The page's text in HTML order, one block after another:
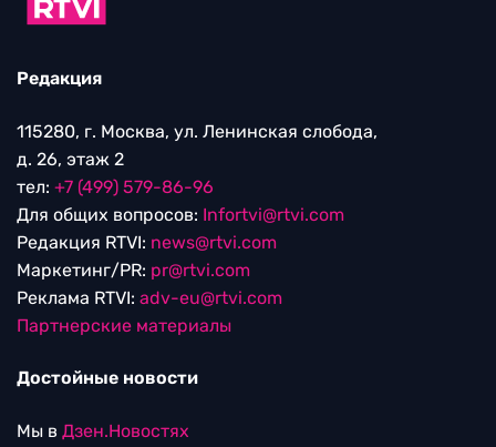
Редакция
115280, г. Москва, ул. Ленинская слобода,
д. 26, этаж 2
тел: +7 (499) 579-86-96
Для общих вопросов: Infortvi@rtvi.com
Редакция RTVI: news@rtvi.com
Маркетинг/PR: pr@rtvi.com
Реклама RTVI: adv-eu@rtvi.com
Партнерские материалы
Достойные новости
Мы в Дзен.Новостях